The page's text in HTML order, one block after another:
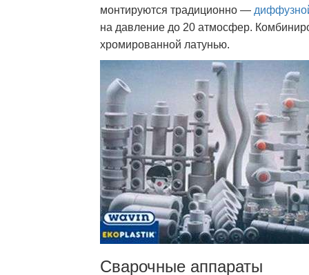
монтируются традиционно —
на давление до 20 атмосфер.
хромированной латунью.
Сварочные аппараты